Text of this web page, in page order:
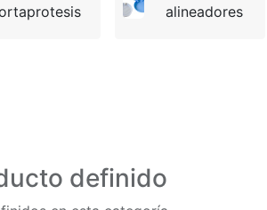
alineadores
definido